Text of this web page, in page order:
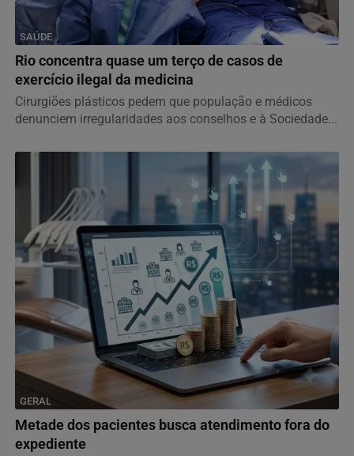
SAÚDE
Rio concentra quase um terço de casos de
exercício ilegal da medicina
Cirurgiões plásticos pedem que população e médicos
denunciem irregularidades aos conselhos e à Sociedade...
GERAL
Metade dos pacientes busca atendimento fora do
expediente